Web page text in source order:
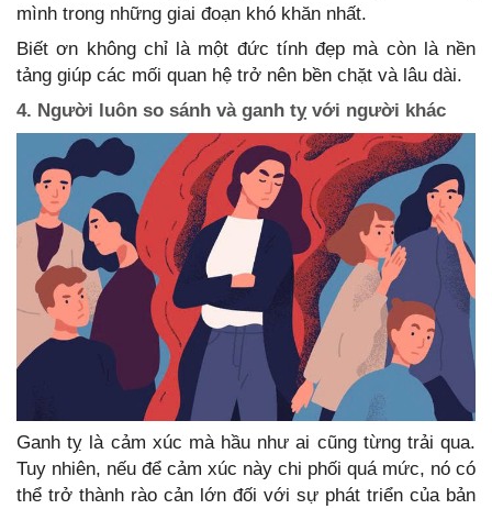
mình trong những giai đoạn khó khăn nhất.
Biết ơn không chỉ là một đức tính đẹp mà còn là nền
tảng giúp các mối quan hệ trở nên bền chặt và lâu dài.
4. Người luôn so sánh và ganh tỵ với người khác
Ganh tỵ là cảm xúc mà hầu như ai cũng từng trải qua.
Tuy nhiên, nếu để cảm xúc này chi phối quá mức, nó có
thể trở thành rào cản lớn đối với sự phát triển của bản